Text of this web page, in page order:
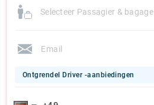
Selecteer Passagier & bagage
Ontgrendel Driver -aanbiedingen